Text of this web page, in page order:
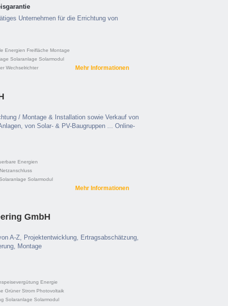
Unternehmen für die Errichtung von
Energien Freifläche Montage
Solaranlage Solarmodul
Wechselrichter Mehr Informationen
/ Montage & Installation sowie Verkauf von
von Solar- & PV-Baugruppen ... Online-
Energien
Netzanschluss
Solarmodul
Mehr Informationen
GmbH
A-Z, Projektentwicklung, Ertragsabschätzung,
Montage
Energie
Grüner Strom Photovoltaik
Solaranlage Solarmodul